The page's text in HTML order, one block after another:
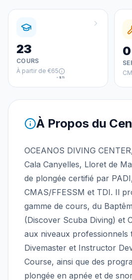
23
COURS
À partir de €65
≈ $75
0
À Propos du
OCEANOS DIVING
Cala Canyelles, Lloret de
de plongée certifié par
CMAS/FFESSM et TDI. Il
gamme de cours, du
(Discover Scuba Diving) et
aux niveaux professionnels
Divemaster et Instructor
Course, ainsi que des
plongée en apnée et de